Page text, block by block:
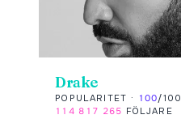
Drake
POPULARITET · 100/100
114 817 265 FÖLJARE